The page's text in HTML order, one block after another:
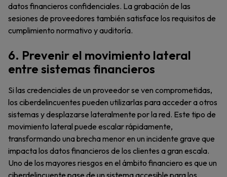
datos financieros confidenciales. La grabación de las
sesiones de proveedores también satisface los requisitos de
cumplimiento normativo y auditoría.
6. Prevenir el movimiento lateral
entre sistemas financieros
Si las credenciales de un proveedor se ven comprometidas,
los ciberdelincuentes pueden utilizarlas para acceder a otros
sistemas y desplazarse lateralmente por la red. Este tipo de
movimiento lateral puede escalar rápidamente,
transformando una brecha menor en un incidente grave que
impacta los datos financieros de los clientes a gran escala.
Uno de los mayores riesgos en el ámbito financiero es que un